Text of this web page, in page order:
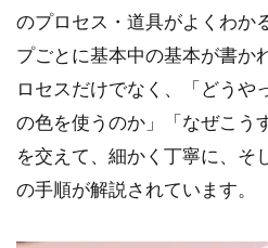
のプロセス・道具がよくわか
プごとに基本中の基本が書か
ロセスだけでなく、「どうや
の色を使うのか」「なぜこう
を交えて、細かく丁寧に、そ
の手順が解説されています。